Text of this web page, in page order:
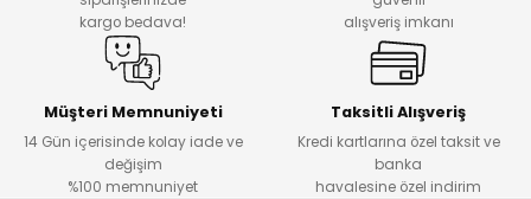
kargo bedava!
alışveriş imkanı
Müşteri Memnuniyeti
14 Gün içerisinde kolay iade ve
değişim
%100 memnuniyet
Taksitli Alışveriş
Kredi kartlarına özel taksit ve
banka
havalesine özel indirim